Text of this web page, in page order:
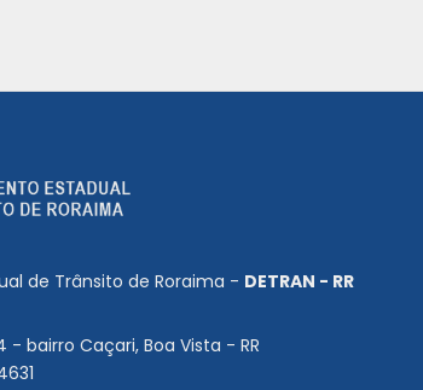
de Trânsito de Roraima - DETRAN - RR
- bairro Caçari, Boa Vista - RR